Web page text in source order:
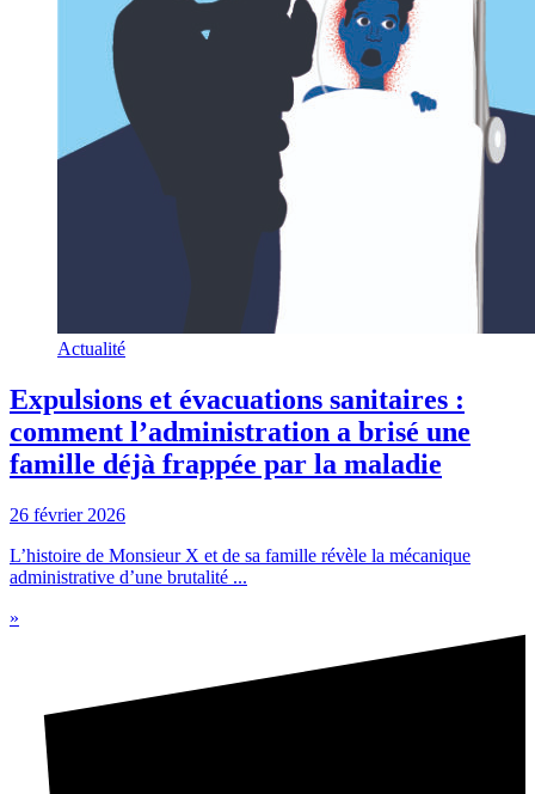
Actualité
Expulsions et évacuations sanitaires :
comment l’administration a brisé une
famille déjà frappée par la maladie
26 février 2026
L’histoire de Monsieur X et de sa famille révèle la mécanique
administrative d’une brutalité ...
»